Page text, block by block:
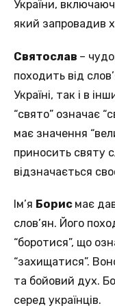
України,
який запровадив
Святослав –
походить від
Україні, так і в
“свято” означає
має значення
приносить святу
відзначається
Ім’я Борис має
слов’ян. Його
“боротися”, що
“захищатися”.
та бойовий дух.
серед українців.